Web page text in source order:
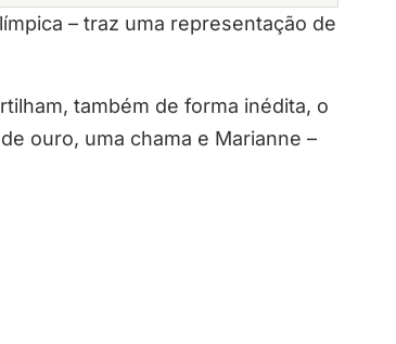
– traz uma representação de
também de forma inédita, o
ouro, uma chama e Marianne –